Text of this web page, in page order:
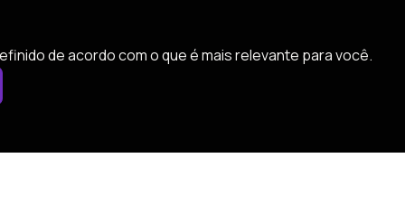
de acordo com o que é mais relevante para você.